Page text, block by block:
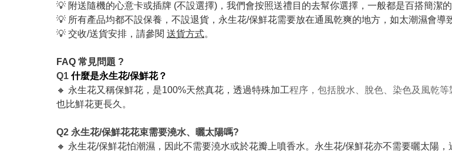
💡 附送隨機的心意卡或插牌 (不設選擇)，我們會按照送禮目的去幫你選擇，一般都是百搭簡潔的
💡 所有產品均都不設保養，不設退貨，永生花/保鮮花需要放在通風乾爽的地方，如太潮濕會導
💡 交收/送貨安排，請參閱 送貨方式。
FAQ 常見問題 ?
Q1 什麼是永生花/保鮮花？
🔸 永生花又稱保鮮花，是100%天然真花，透過特殊加工程序，包括脫水、脫色、染色及風乾
也比鮮花更長久。
Q2 永生花/保鮮花花束需要澆水、曬太陽嗎?
🔸 永生花/保鮮花怕潮濕，因此不需要澆水或於花瓣上噴香水。永生花/保鮮花亦不需要曬太陽，